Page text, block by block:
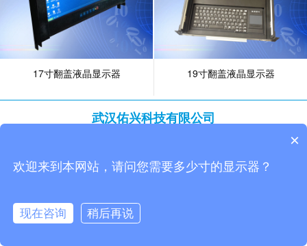
17寸翻盖液晶显示器 19寸翻盖液晶显示器
武汉佑兴科技有限公司
15172388456、18971143520（李经理）
×
欢迎来到本网站，请问您需要多少寸的显示器？
现在咨询 稍后再说